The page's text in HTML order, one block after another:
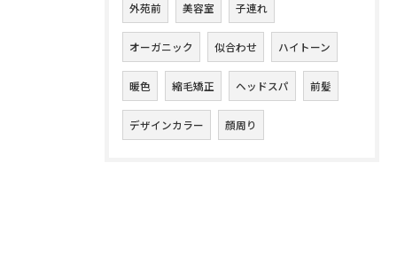
外苑前 美容室 子連れ
オーガニック 似合わせ ハイトーン
暖色 縮毛矯正 ヘッドスパ 前髪
デザインカラー 顔周り